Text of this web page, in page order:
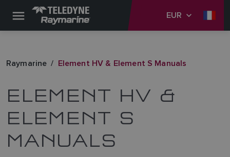
EUR
Raymarine Element HV & Element S Manuals
ELEMENT HV &
ELEMENT S
MANUALS